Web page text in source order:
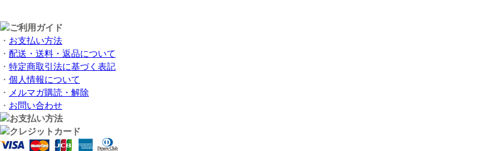
・ お支払い方法
・ 配送・送料・返品について
・ 特定商取引法に基づく表記
・ 個人情報について
・ メルマガ購読・解除
・ お問い合わせ